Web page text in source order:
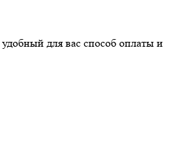
удобный для вас способ оплаты и